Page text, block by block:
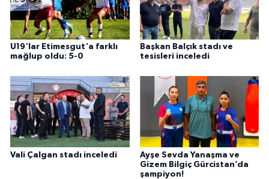
U19'lar Etimesgut'a farklı
mağlup oldu: 5-0
Başkan Balçık stadı ve
tesisleri inceledi
Vali Çalgan stadı inceledi
Ayşe Sevda Yanaşma ve
Gizem Bilgiç Gürcistan’da
şampiyon!